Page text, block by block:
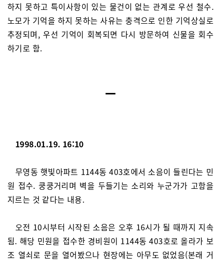
하지 못하고 특이사항이 있는 물건이 없는 관계로 우선 철수.
노모가 기억을 하지 못하는 사유는 충격으로 인한 기억상실로
추정되며, 우선 기억이 회복되면 다시 방문하여 신물을 회수
하기로 함.
1998.01.19. 16:10
무영동 햇빛아파트 1144동 403호에서 소음이 들린다는 민
원 접수. 쿵쿵거리며 벽을 두들기는 소리와 누군가가 고함을
지르는 것 같다는 내용.
오전 10시부터 시작된 소음은 오후 16시가 될 때까지 지속
됨. 해당 민원을 접수한 경비원이 1144동 403호로 올라가 보
조 열쇠로 문을 열어봤으나 현장에는 아무도 없었음(본래 거